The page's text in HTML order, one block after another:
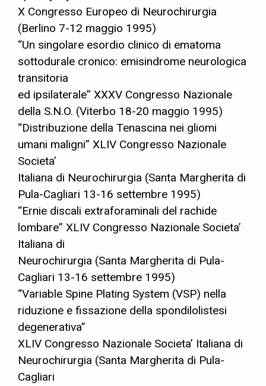
X Congresso Europeo di Neurochirurgia
(Berlino 7-12 maggio 1995)
“Un singolare esordio clinico di ematoma
sottodurale cronico: emisindrome neurologica
transitoria
ed ipsilaterale” XXXV Congresso Nazionale
della S.N.O. (Viterbo 18-20 maggio 1995)
“Distribuzione della Tenascina nei gliomi
umani maligni” XLIV Congresso Nazionale
Societa’
Italiana di Neurochirurgia (Santa Margherita di
Pula-Cagliari 13-16 settembre 1995)
“Ernie discali extraforaminali del rachide
lombare” XLIV Congresso Nazionale Societa’
Italiana di
Neurochirurgia (Santa Margherita di Pula-
Cagliari 13-16 settembre 1995)
“Variable Spine Plating System (VSP) nella
riduzione e fissazione della spondilolistesi
degenerativa”
XLIV Congresso Nazionale Societa’ Italiana di
Neurochirurgia (Santa Margherita di Pula-
Cagliari